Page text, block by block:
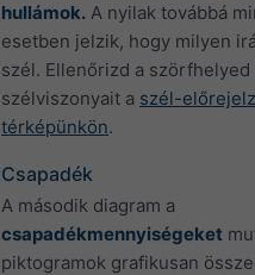
hullámok. A nyilak továbbá
esetben jelzik, hogy milyen
szél. Ellenőrizd a szörfhelyed
szélviszonyait a szél-
térképünkön.
Csapadék
A második diagram a
csapadékmennyiségeket
piktogramok grafikusan